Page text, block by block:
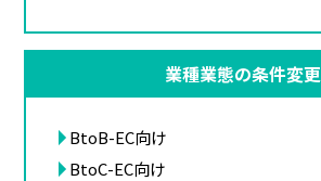
業種業態の条件変更
BtoB-EC向け
BtoC-EC向け